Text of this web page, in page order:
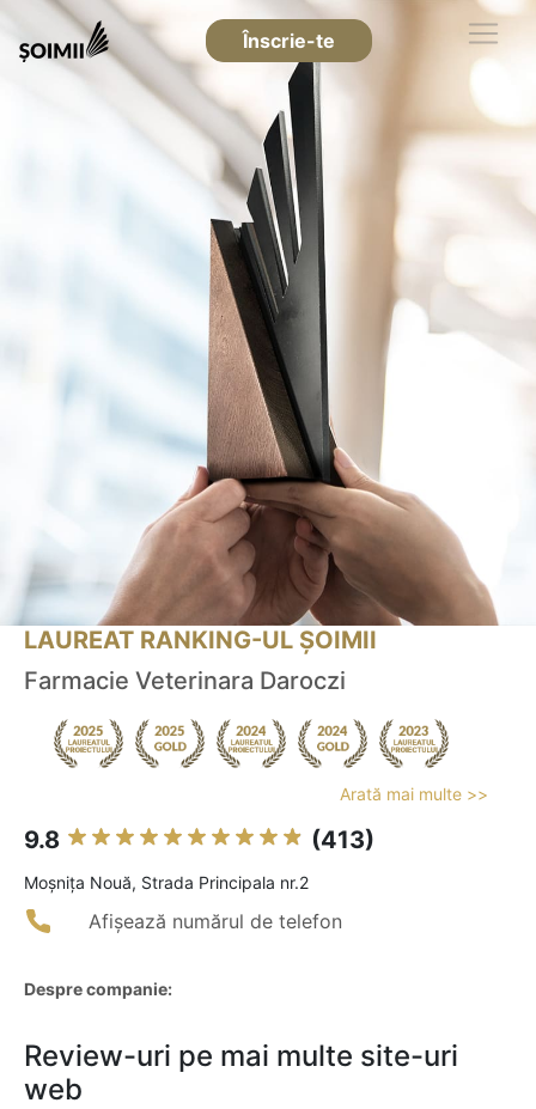
Înscrie-te
LAUREAT RANKING-UL ȘOIMII
Farmacie Veterinara Daroczi
Arată mai multe >>
9.8 (413)
Moşniţa Nouă, Strada Principala nr.2
Afișează numărul de telefon
Despre companie:
Review-uri pe mai multe site-uri
web